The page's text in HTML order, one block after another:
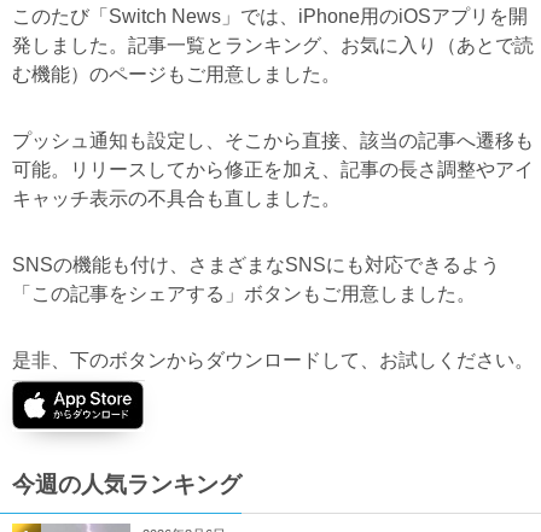
このたび「Switch News」では、iPhone用のiOSアプリを開
発しました。記事一覧とランキング、お気に入り（あとで読
む機能）のページもご用意しました。
プッシュ通知も設定し、そこから直接、該当の記事へ遷移も
可能。リリースしてから修正を加え、記事の長さ調整やアイ
キャッチ表示の不具合も直しました。
SNSの機能も付け、さまざまなSNSにも対応できるよう
「この記事をシェアする」ボタンもご用意しました。
是非、下のボタンからダウンロードして、お試しください。
今週の人気ランキング